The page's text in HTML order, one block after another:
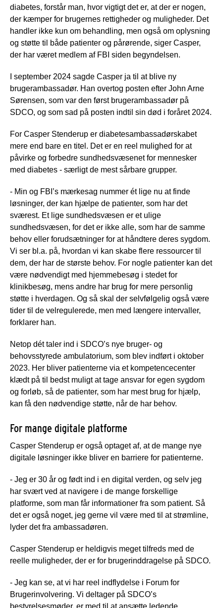
diabetes, forstår man, hvor vigtigt det er, at der er nogen,
der kæmper for brugernes rettigheder og muligheder. Det
handler ikke kun om behandling, men også om oplysning
og støtte til både patienter og pårørende, siger Casper,
der har været medlem af FBI siden begyndelsen.
I september 2024 sagde Casper ja til at blive ny
brugerambassadør. Han overtog posten efter John Arne
Sørensen, som var den først brugerambassadør på
SDCO, og som sad på posten indtil sin død i foråret 2024.
For Casper Stenderup er diabetesambassadørskabet
mere end bare en titel. Det er en reel mulighed for at
påvirke og forbedre sundhedsvæsenet for mennesker
med diabetes - særligt de mest sårbare grupper.
- Min og FBI’s mærkesag nummer ét lige nu at finde
løsninger, der kan hjælpe de patienter, som har det
sværest. Et lige sundhedsvæsen er et ulige
sundhedsvæsen, for det er ikke alle, som har de samme
behov eller forudsætninger for at håndtere deres sygdom.
Vi ser bl.a. på, hvordan vi kan skabe flere ressourcer til
dem, der har de største behov. For nogle patienter kan det
være nødvendigt med hjemmebesøg i stedet for
klinikbesøg, mens andre har brug for mere personlig
støtte i hverdagen. Og så skal der selvfølgelig også være
tider til de velregulerede, men med længere intervaller,
forklarer han.
Netop dét taler ind i SDCO’s nye bruger- og
behovsstyrede ambulatorium, som blev indført i oktober
2023. Her bliver patienterne via et kompetencecenter
klædt på til bedst muligt at tage ansvar for egen sygdom
og forløb, så de patienter, som har mest brug for hjælp,
kan få den nødvendige støtte, når de har behov.
For mange digitale platforme
Casper Stenderup er også optaget af, at de mange nye
digitale løsninger ikke bliver en barriere for patienterne.
- Jeg er 30 år og født ind i en digital verden, og selv jeg
har svært ved at navigere i de mange forskellige
platforme, som man får informationer fra som patient. Så
det er også noget, jeg gerne vil være med til at strømline,
lyder det fra ambassadøren.
Casper Stenderup er heldigvis meget tilfreds med de
reelle muligheder, der er for brugerinddragelse på SDCO.
- Jeg kan se, at vi har reel indflydelse i Forum for
Brugerinvolvering. Vi deltager på SDCO’s